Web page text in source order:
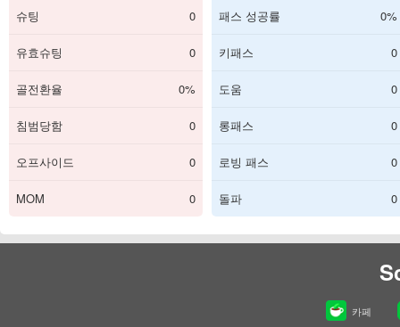
슈팅 0
유효슈팅 0
골전환율 0%
침범당함 0
오프사이드 0
MOM 0
패스 성공률 0%
키패스 0
도움 0
롱패스 0
로빙 패스 0
돌파 0
카페